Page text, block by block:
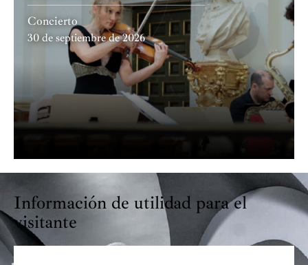
Concierto
30 de septiembre de 2026
Información de utilidad para el
visitante